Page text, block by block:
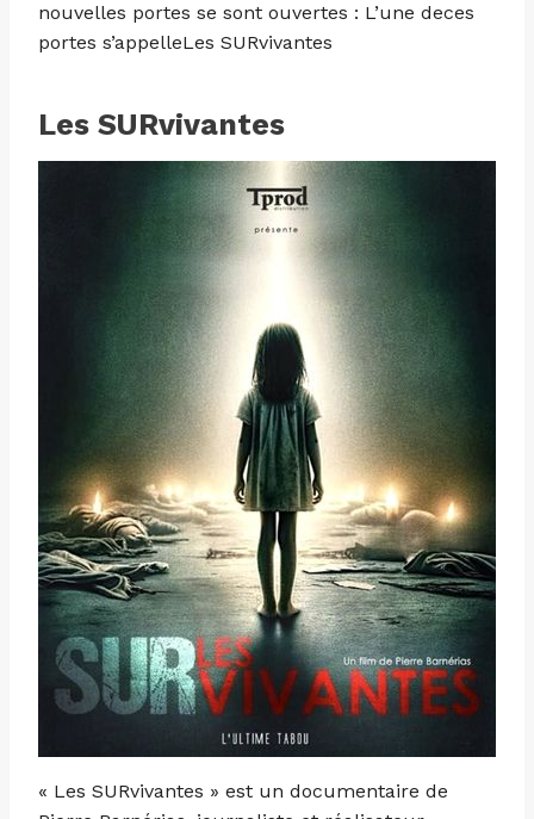
nouvelles portes se sont ouvertes : L’une deces
portes s’appelleLes SURvivantes
Les SURvivantes
« Les SURvivantes » est un documentaire de